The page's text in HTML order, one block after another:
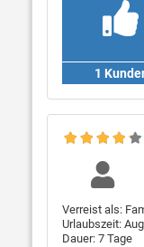
1
Verreist als:
Urlaubszeit:
Dauer: 7 Tage